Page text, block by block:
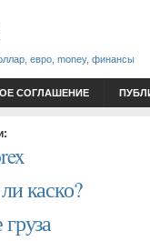
евро, money, финансы
СОГЛАШЕНИЕ
каско?